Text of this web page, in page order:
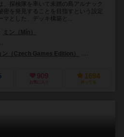
探検隊を率いて未踏の島アルナック
密を発見することを目指すという設定
マとした、デッキ構築と...
ミン（Mín）
（Czech Games Edition）
909
お気に入り
1694
持ってる